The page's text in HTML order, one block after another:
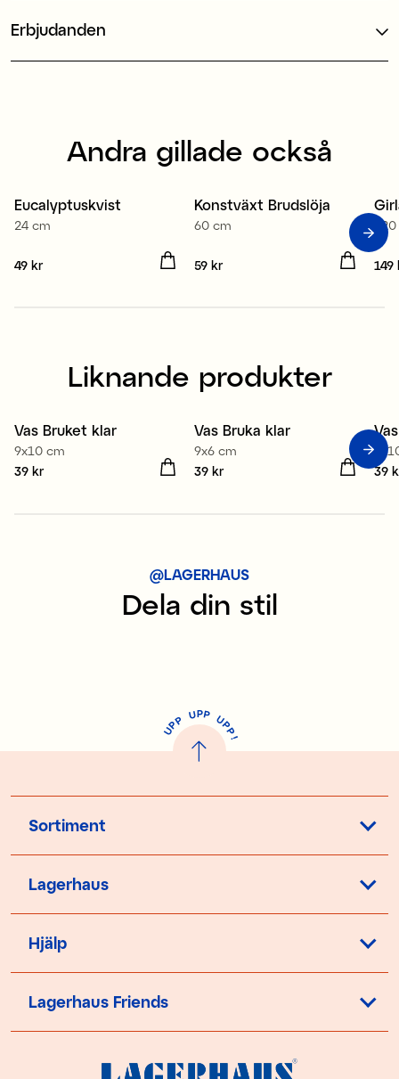
Erbjudanden
Andra gillade också
Eucalyptuskvist
24 cm
Pris:
49 kr
Konstväxt Brudslöja
60 cm
Pris:
59 kr Pris
149
Liknande produkter
Medlem 3 för 99 kr
Vas Bruket klar
9x10 cm
Pris:
39 kr
Medlem 3 för 99 kr
Vas Bruka klar
9x6 cm
Pris:
39 kr Pris
39
@LAGERHAUS
Dela din stil
U
P
P UPP UP
P
!
Sortiment
Lagerhaus
Hjälp
Lagerhaus Friends